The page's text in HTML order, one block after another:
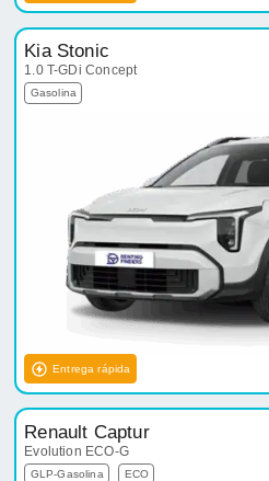
Kia Stonic
1.0 T-GDi Concept
Gasolina
Entrega rápida
Renault Captur
Evolution ECO-G
GLP-Gasolina ECO